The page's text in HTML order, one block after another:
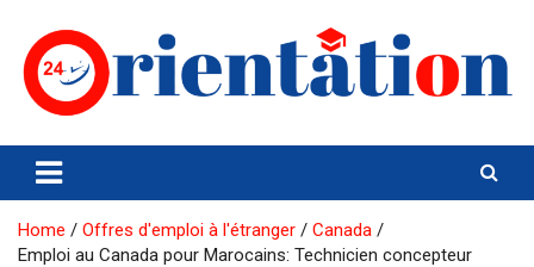
content
Orientation24
Emploi et Orientation au Maroc
Home Offres d'emploi à l'étranger
Canada
Emploi au Canada pour Marocains: Technicien concepteur